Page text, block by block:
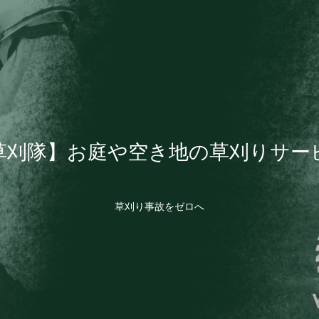
刈隊】お庭や空き地の草刈りサー
草刈り事故をゼロへ